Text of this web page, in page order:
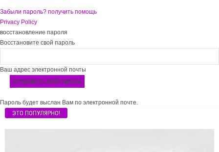
Забыли пароль? получить помощь
Privacy Policy
восстановление пароля
Восстановите свой пароль
Ваш адрес электронной почты
Пароль будет выслан Вам по электронной почте.
ЭТО ПОПУЛЯРНО!